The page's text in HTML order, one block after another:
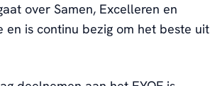
over Samen, Excelleren en
en is continu bezig om het beste uit